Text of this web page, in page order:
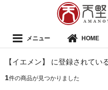
メニュー HOME
【イエメン】 に登録されてい
1件の商品が見つかりました